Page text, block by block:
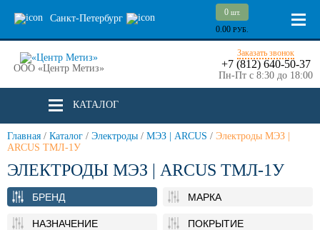
Санкт-Петербург
0 шт.
0.00 РУБ.
ООО «Центр Метиз»
Заказать звонок
+7 (812) 640-50-37
Пн-Пт с 8:30 до 18:00
КАТАЛОГ
Главная / Каталог / Электроды / МЭЗ | ARCUS / Электроды МЭЗ |
ARCUS ТМЛ-1У
ЭЛЕКТРОДЫ МЭЗ | ARCUS ТМЛ-1У
БРЕНД МАРКА
НАЗНАЧЕНИЕ ПОКРЫТИЕ